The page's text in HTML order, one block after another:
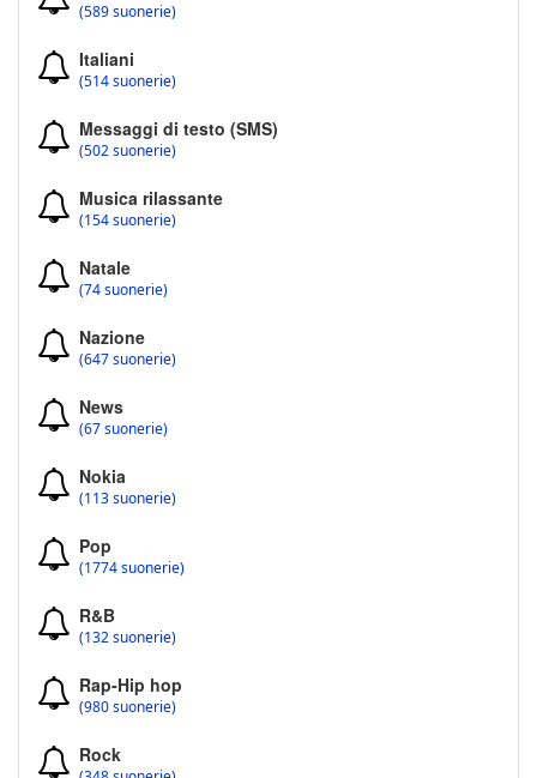
(589 suonerie)
Italiani
(514 suonerie)
Messaggi di testo (SMS)
(502 suonerie)
Musica rilassante
(154 suonerie)
Natale
(74 suonerie)
Nazione
(647 suonerie)
News
(67 suonerie)
Nokia
(113 suonerie)
Pop
(1774 suonerie)
R&B
(132 suonerie)
Rap-Hip hop
(980 suonerie)
Rock